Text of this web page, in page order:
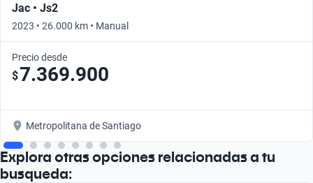
Jac • Js2
2023 • 26.000 km • Manual
Precio desde
$7.369.900
Metropolitana de Santiago
Explora otras opciones relacionadas a tu
busqueda: